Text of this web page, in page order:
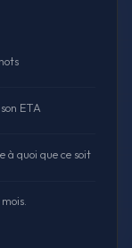
ETA
à quoi que ce soit